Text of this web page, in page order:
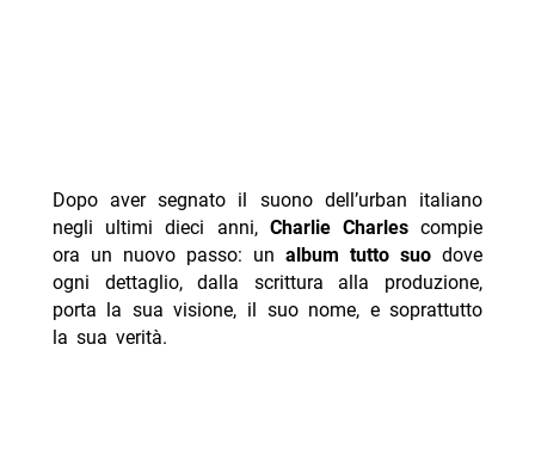
Dopo aver segnato il suono dell’urban italiano
negli ultimi dieci anni, Charlie Charlescompie
ora un nuovo passo: unalbum tutto suo dove
ogni dettaglio, dalla scrittura alla produzione,
porta la sua visione, il suo nome, e soprattutto
la sua verità.